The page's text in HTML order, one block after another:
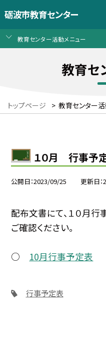
砺波市教育センター
教育センター活動メニュー
教育セ
トップページ > 教育センター
１０月 行事予
公開日 2023/09/25 更新日
配布文書にて、１０月
ご確認ください。
○ 10月行事予定表
行事予定表